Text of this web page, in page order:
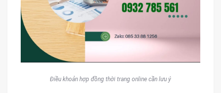
Điều khoản hợp đồng thời trang online cần lưu ý